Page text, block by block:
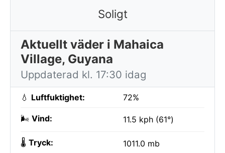
Soligt
Aktuellt väder i Mahaica
Village, Guyana
Uppdaterad kl. 17:30 idag
💧 Luftfuktighet: 72%
🌬️ Vind: 11.5 kph (61°)
🌡️ Tryck: 1011.0 mb